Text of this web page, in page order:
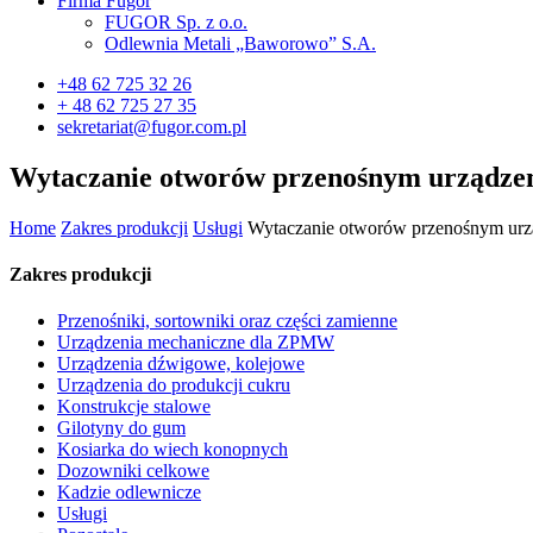
FUGOR Sp. z o.o.
Odlewnia Metali „Baworowo” S.A.
+48 62 725 32 26
+ 48 62 725 27 35
sekretariat@fugor.com.pl
Wytaczanie otworów przenośnym
Home Zakres produkcji Usługi Wytaczanie otworów przenośnym
Zakres produkcji
Przenośniki, sortowniki oraz części zamienne
Urządzenia mechaniczne dla ZPMW
Urządzenia dźwigowe, kolejowe
Urządzenia do produkcji cukru
Konstrukcje stalowe
Gilotyny do gum
Kosiarka do wiech konopnych
Dozowniki celkowe
Kadzie odlewnicze
Usługi